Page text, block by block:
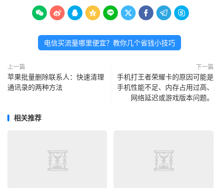
        
电信买流量哪里便宜？教你几个省钱小技巧
上一篇
苹果批量删除联系人：快速清理
通讯录的两种方法
下一篇
手机打王者荣耀卡的原因可能是
手机性能不足、内存占用过高、
网络延迟或游戏版本问题。
相关推荐